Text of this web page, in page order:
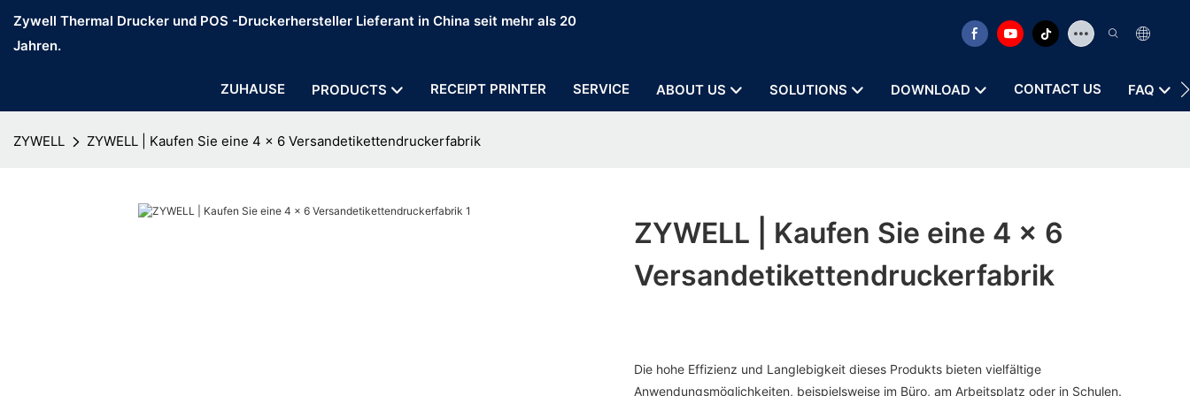
Zywell Thermal Drucker und POS -Druckerhersteller Lieferant in China seit mehr als 20
Jahren.
ZUHAUSE PRODUCTS RECEIPT PRINTER SERVICE ABOUT US SOLUTIONS DOWNLOAD CONTACT US FAQ
ZYWELL ZYWELL | Kaufen Sie eine 4 x 6 Versandetikettendruckerfabrik
ZYWELL | Kaufen Sie eine 4 x 6
Versandetikettendruckerfabrik
Die hohe Effizienz und Langlebigkeit dieses Produkts bieten vielfältige
Anwendungsmöglichkeiten, beispielsweise im Büro, am Arbeitsplatz oder in Schulen.